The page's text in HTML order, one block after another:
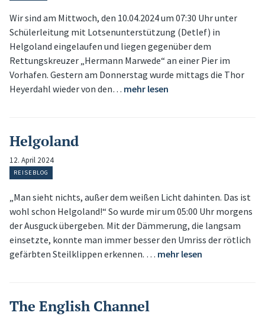
Wir sind am Mittwoch, den 10.04.2024 um 07:30 Uhr unter
Schülerleitung mit Lotsenunterstützung (Detlef) in
Helgoland eingelaufen und liegen gegenüber dem
Rettungskreuzer „Hermann Marwede“ an einer Pier im
Vorhafen. Gestern am Donnerstag wurde mittags die Thor
Heyerdahl wieder von den… mehr lesen
Helgoland
12. April 2024
REISEBLOG
„Man sieht nichts, außer dem weißen Licht dahinten. Das ist
wohl schon Helgoland!“ So wurde mir um 05:00 Uhr morgens
der Ausguck übergeben. Mit der Dämmerung, die langsam
einsetzte, konnte man immer besser den Umriss der rötlich
gefärbten Steilklippen erkennen. … mehr lesen
The English Channel